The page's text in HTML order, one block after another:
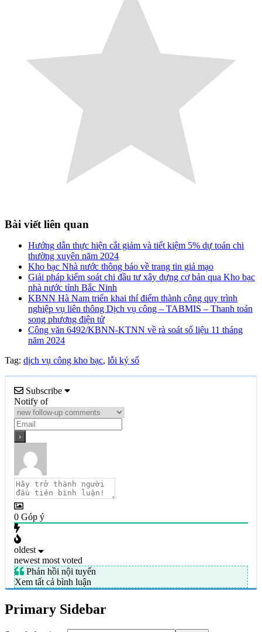
Bài viết liên quan
Hướng dẫn thực hiện cắt giảm và tiết kiệm 5% dự toán chi
thường xuyên năm 2024
Kho bạc Nhà nước thông báo về trang tin giả mạo
Giải pháp kiểm soát chi đầu tư xây dựng cơ bản qua Kho bạc
nhà nước tỉnh Bắc Ninh
KBNN Hà Nam triển khai thí điểm thành công quy trình
nghiệp vụ liên thông Dịch vụ công – TABMIS – Thanh toán
song phương điện tử
Công văn 6492/KBNN-KTNN về rà soát số liệu 11 tháng
năm 2024
Tag: dịch vụ công kho bạc, lỗi ký số
Subscribe
Notify of
0 Góp ý
oldest
newest most voted
Phản hồi nội tuyến
Xem tất cả bình luận
Primary Sidebar